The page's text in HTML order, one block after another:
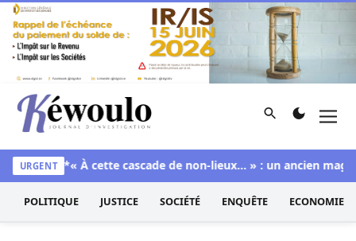
Aller au contenu
Kéwoulo, le premier site d'information et d'investigation
Rechercher
URGENT**« À cette cascade de non-lieux… » : un ancien
POLITIQUE JUSTICE SOCIÉTÉ ENQUÊTE ECONOMIE